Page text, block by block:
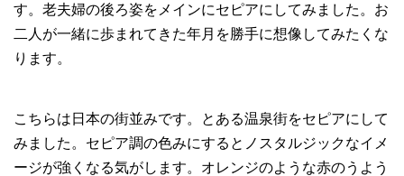
す。老夫婦の後ろ姿をメインにセピアにしてみました。お
二人が一緒に歩まれてきた年月を勝手に想像してみたくな
ります。
こちらは日本の街並みです。とある温泉街をセピアにして
みました。セピア調の色みにするとノスタルジックなイメ
ージが強くなる気がします。オレンジのような赤のうよう